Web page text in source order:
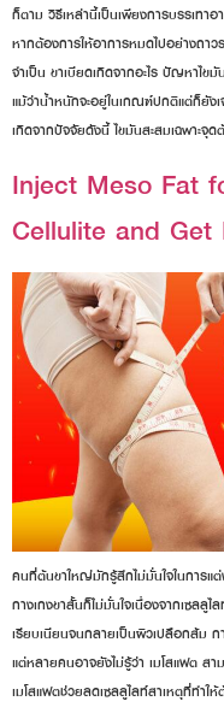
ก็ตาม วิธีเหล่านี้เป็นเพียงการบรรเทาอ
หากต้องการให้อาการหมดไปอย่างถา
จำเป็น ขาเบียดเกิดจากอะไร ปัญหาไข
แม้ว่าน้ำหนักจะอยู่ในเกณฑ์ปกติแต่ก็ยัง
เกิดจากปัจจัยดังนี้ ไขมันสะสมเฉพาะจุ
Inject Meso Fat
Cellulite and
คนที่ต้นขาใหญ่มักรู้สึกไม่มั่นใจในการแ
กางเกงขาสั้นก็ไม่มั่นใจเนื่องจากเซลลู
เรียบเนียนจนกลายเป็นผิวเปลือกส้ม
แต่หลายคนอาจยังไม่รู้ว่า เมโสแฟต ส
เมโสแฟตช่วยลดเซลลูไลท์สาเหตุที่ทำใ